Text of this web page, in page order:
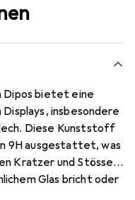
Dipos bietet eine
insbesondere
Diese Kunststoff
9H ausgestattet, was
Kratzer und Stösse
Glas bricht oder